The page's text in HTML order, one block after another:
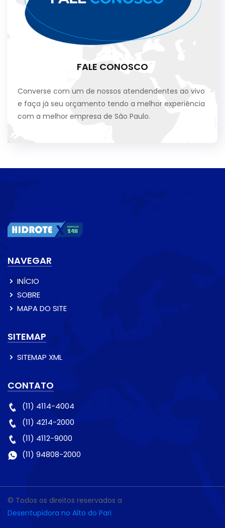
FALE CONOSCO
Converse com um de nossos atendendentes ao vivo
e faça já seu orçamento tendo a melhor experiência
com a melhor empresa de São Paulo.
NAVEGAR
INÍCIO
SOBRE
MAPA DO SITE
SITEMAP
SITEMAP XML
CONTATO
(11) 4114-4004
(11) 4214-2000
(11) 4112-9000
(11) 94808-2000
© Todos os direitos reservados a
Desentupidora no Alto do Pari